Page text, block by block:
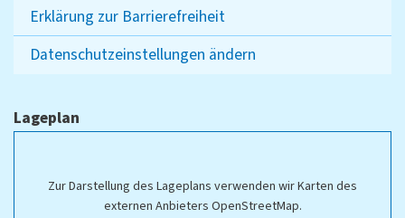
Erklärung zur Barrierefreiheit
Datenschutzeinstellungen ändern
Lageplan
Zur Darstellung des Lageplans verwenden wir Karten des
externen Anbieters OpenStreetMap.